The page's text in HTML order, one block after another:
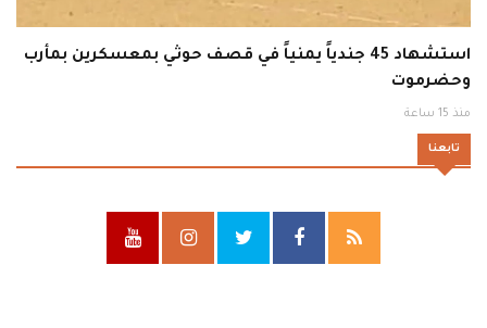
استشهاد 45 جندياً يمنياً في قصف حوثي بمعسكرين بمأرب
وحضرموت
منذ 15 ساعة
تابعنا